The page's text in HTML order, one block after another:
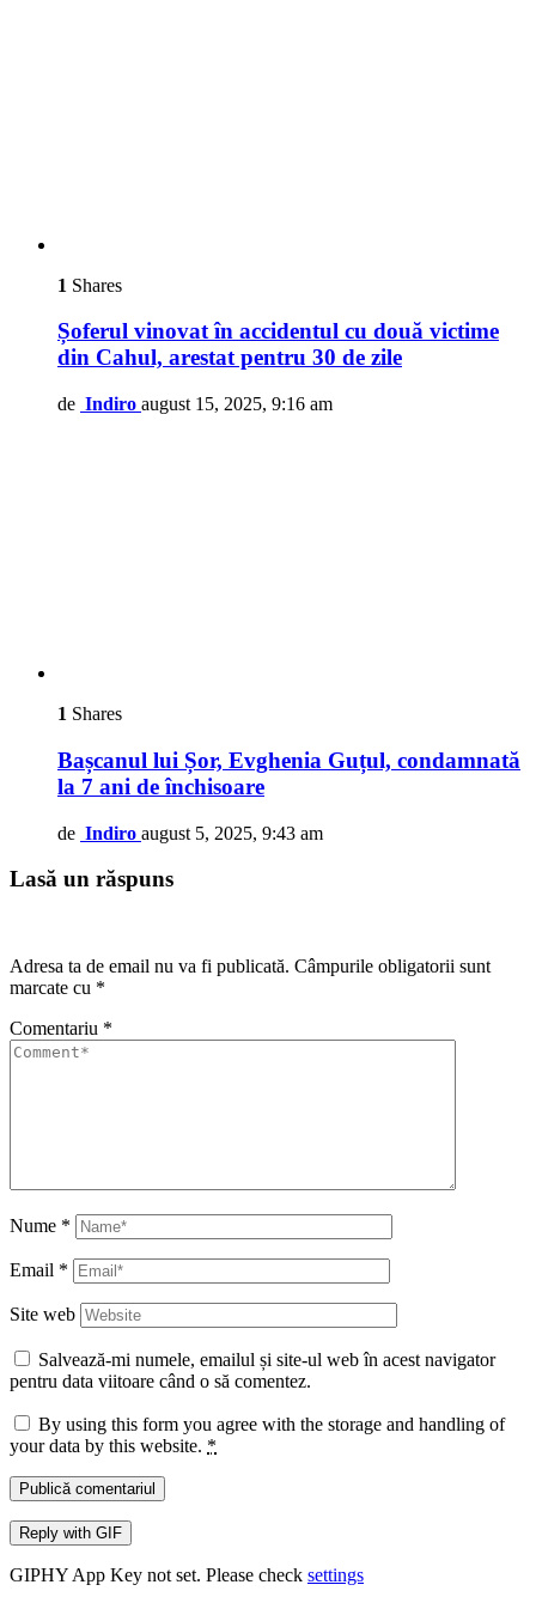
1 Shares
Șoferul vinovat în accidentul cu două victime
din Cahul, arestat pentru 30 de zile
de Indiro august 15, 2025, 9:16 am
1 Shares
Bașcanul lui Șor, Evghenia Guțul, condamnată
la 7 ani de închisoare
de Indiro august 5, 2025, 9:43 am
Lasă un răspuns
Adresa ta de email nu va fi publicată. Câmpurile obligatorii sunt
marcate cu *
Comentariu *
Nume *
Email *
Site web
Salvează-mi numele, emailul și site-ul web în acest navigator
pentru data viitoare când o să comentez.
By using this form you agree with the storage and handling of
your data by this website. *
Publică comentariul
Reply with GIF
GIPHY App Key not set. Please check settings